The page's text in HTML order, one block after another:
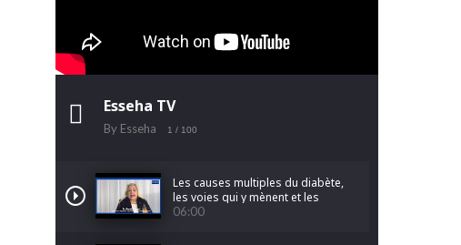
Esseha TV
By Esseha 1 / 100
Les causes multiples du diabète,
les voies qui y mènent et les
facteurs qui l'aggravent.
06:00